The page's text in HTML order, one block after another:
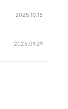
2025.10.15
2025.09.29